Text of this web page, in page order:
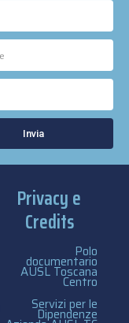
Invia
Privacy e
Credits
Polo
documentario
AUSL Toscana
Centro
Servizi per le
Dipendenze